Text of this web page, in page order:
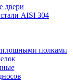
двери
AISI 304
полками